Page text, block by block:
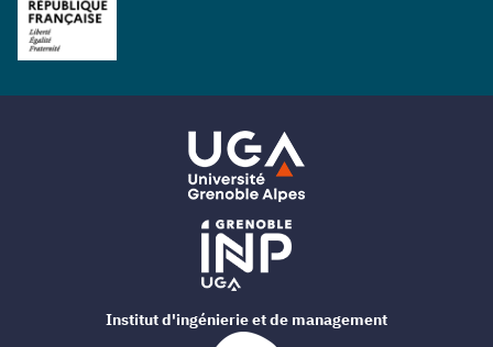
Institut d'ingénierie et de management